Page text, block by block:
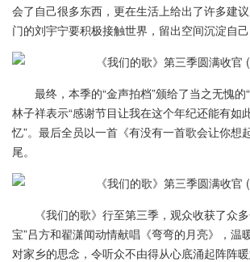
会了自己很多东西，更在生活上给出了许多建
门的刘宇宁要积极接触世界，留出空间沉淀自己
最终，本季的“金声拍档”颁给了当之无愧的“
林子祥表示“感谢节目让我在这个年纪还能有如
忆”。最后全员以一首《有没有一首歌会让你想
尾。
《我们的歌》行至第三季，观众收获了众多
宝”吕方和翟潇闻动情献唱《弯弯的月亮》，温
对家乡的思念，令听众不由得从心底涌起阵阵